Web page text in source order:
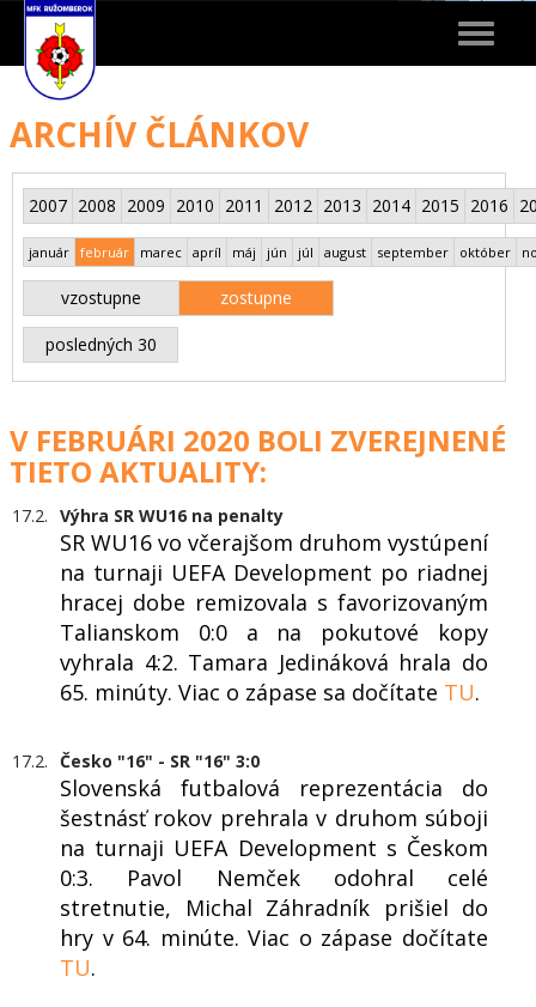
Toggle
ARCHÍV ČLÁNKOV
2007 2008 2009 2010 2011 2012 2013 2014 2015 2016
január február marec apríl máj jún júl august september október
vzostupne zostupne
posledných 30
V FEBRUÁRI 2020 BOLI ZVEREJNENÉ
TIETO AKTUALITY:
17.2. Výhra SR WU16 na penalty
SR WU16 vo včerajšom druhom vystúpení
na turnaji UEFA Development po riadnej
hracej dobe remizovala s favorizovaným
Talianskom 0:0 a na pokutové kopy
vyhrala 4:2. Tamara Jedináková hrala do
65. minúty. Viac o zápase sa dočítate TU.
17.2. Česko "16" - SR "16" 3:0
Slovenská futbalová reprezentácia do
šestnásť rokov prehrala v druhom súboji
na turnaji UEFA Development s Českom
0:3. Pavol Nemček odohral celé
stretnutie, Michal Záhradník prišiel do
hry v 64. minúte. Viac o zápase dočítate
TU.